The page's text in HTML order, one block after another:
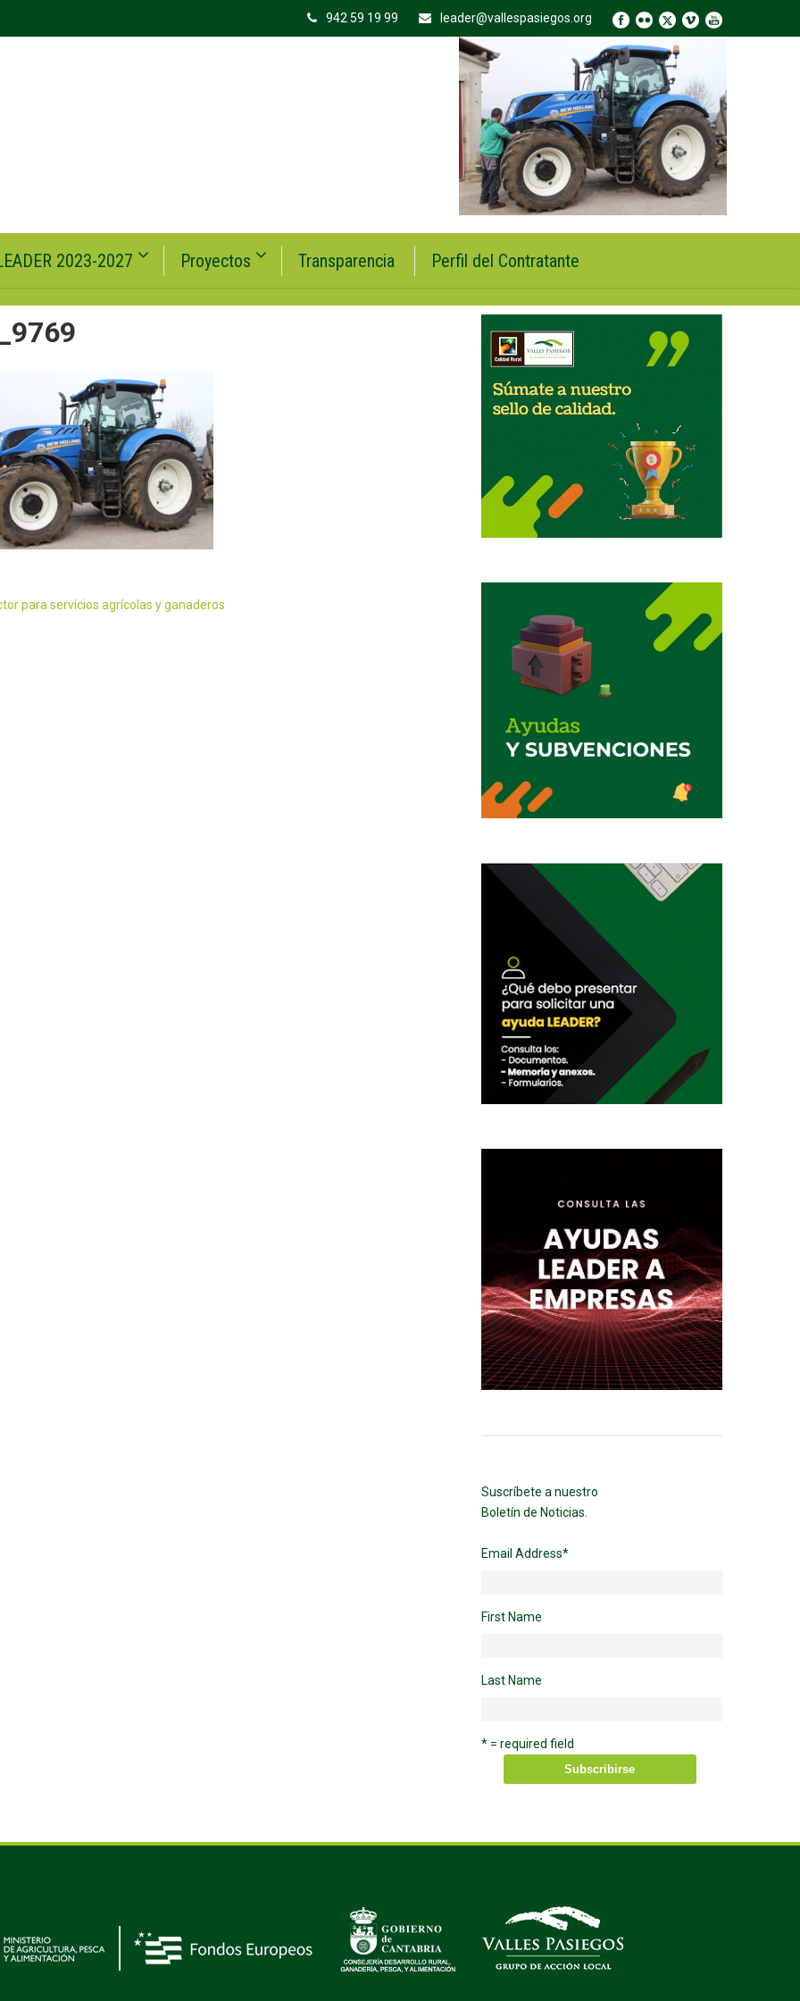
942 59 19 99 leader@vallespasiegos.org
2023-2027 Proyectos Transparencia Perfil del Contratante
para servicios agrícolas y ganaderos
Suscríbete a nuestro
Boletín de Noticias.
Email Address*
First Name
Last Name
* = required field